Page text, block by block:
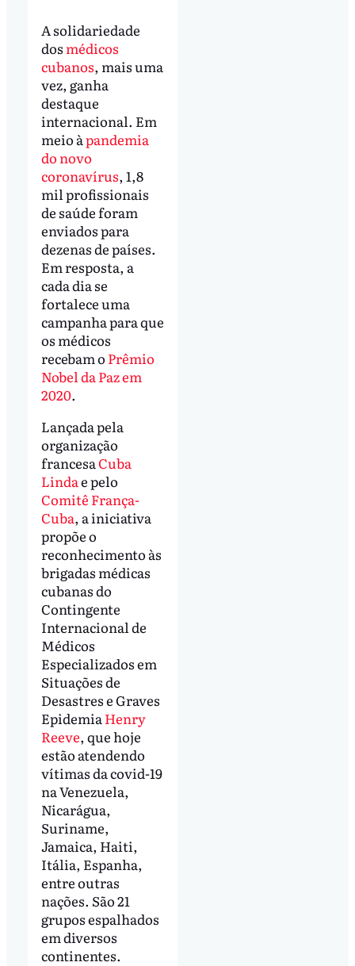
A solidariedade
dos médicos
cubanos, mais uma
vez, ganha
destaque
internacional. Em
meio àpandemia
do novo
coronavírus, 1,8
mil profissionais
de saúde foram
enviados para
dezenas de países.
Em resposta, a
cada dia se
fortalece uma
campanha para que
os médicos
recebam o Prêmio
Nobel da Paz em
2020.
Lançada pela
organização
francesaCuba
Lindae pelo
Comitê França-
Cuba, a iniciativa
propõe o
reconhecimento às
brigadas médicas
cubanas do
Contingente
Internacional de
Médicos
Especializados em
Situações de
Desastres e Graves
Epidemia Henry
Reeve, que hoje
estão atendendo
vítimas da covid-19
na Venezuela,
Nicarágua,
Suriname,
Jamaica, Haiti,
Itália, Espanha,
entre outras
nações. São 21
grupos espalhados
em diversos
continentes.